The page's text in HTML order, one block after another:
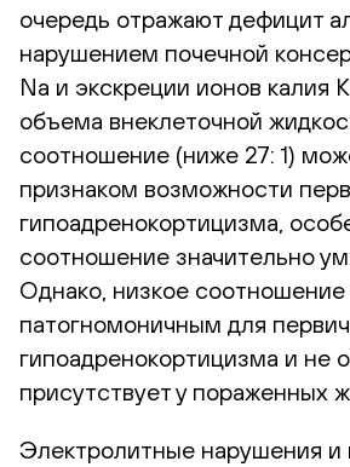
очередь отражают дефицит
нарушением почечной
Na и экскреции ионов калия
объема внеклеточной
соотношение (ниже 27: 1)
признаком возможности
гипоадренокортицизма,
соотношение значительно
Однако, низкое соотношение
патогномоничным для
гипоадренокортицизма и не
присутствует у пораженных
Электролитные нарушения и